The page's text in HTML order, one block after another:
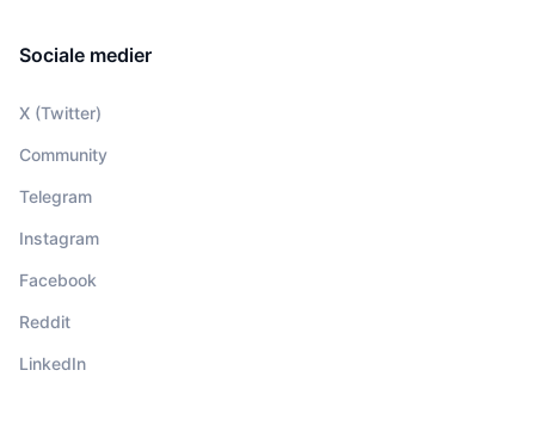
Sociale medier
X (Twitter)
Community
Telegram
Instagram
Facebook
Reddit
LinkedIn